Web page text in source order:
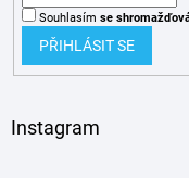
Souhlasím se
PŘIHLÁSIT SE
Instagram